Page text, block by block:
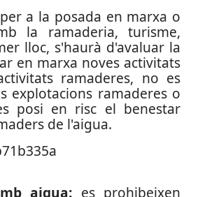
a la posada en marxa o
la ramaderia, turisme,
lloc, s'haurà d'avaluar la
en marxa noves activitats
ramaderes, no es
explotacions ramaderes o
posi en risc el benestar
de l'aigua.
aigua: es prohibeixen